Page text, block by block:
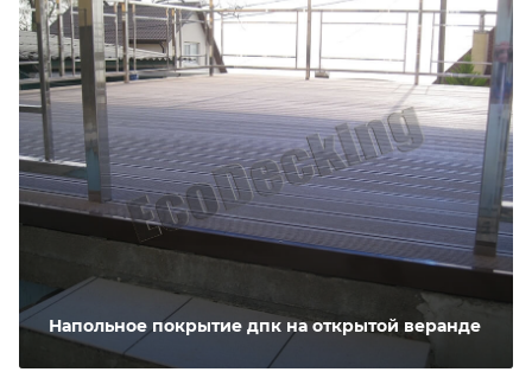
Напольное покрытие дпк на открытой веранде